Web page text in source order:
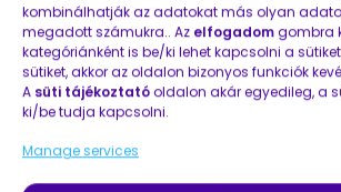
kombinálhatják az adatokat más olyan
megadott számukra.. Az elfogadomgombra
kategóriánként is be/ki lehet kapcsolni a
sütiket, akkor az oldalon bizonyos funkciók
A süti tájékoztató oldalon akár egyedileg, a
ki/be tudja kapcsolni.
Manage services